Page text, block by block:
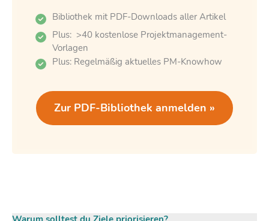
Bibliothek mit PDF-Downloads aller Artikel
Plus: >40 kostenlose Projektmanagement-
Vorlagen
Plus: Regelmäßig aktuelles PM-Knowhow
Zur PDF-Bibliothek anmelden »